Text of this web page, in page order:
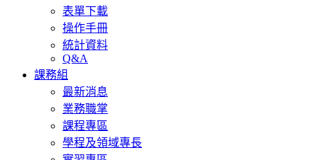
表單下載
操作手冊
統計資料
Q&A
課務組
最新消息
業務職掌
課程專區
學程及領域專長